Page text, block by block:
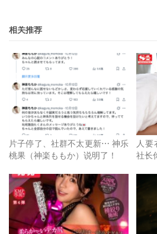
超人高中生们即便在异世界也能
校生たちは异世界でも余裕で生
期：10 月 3 日
相关推荐
片子停了、社群不太更新⋯ 神乐
桃果（神楽ももか）说明了！
人要
社长